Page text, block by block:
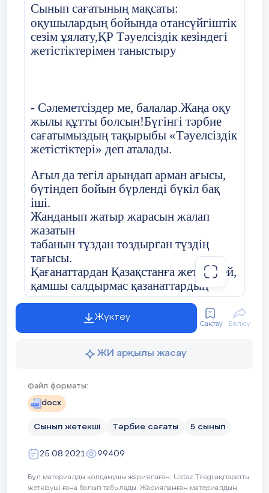
қарасын.
Сынып оқушыларының тәртібі мен
тазалығы жақсы деп есептелсін.
секторына тапсырылсын
Сынып жетекші: З.Бурунова
Хатшы: Н.Орақбаева
2018ж қыркүйек айының
14 күні 7 «Г» сыныбында
болған сынып жиналысының
Хаттамасы № 1
Қатысқаны: 20
Күн тәртібінде:
үлгерімі, тәртібі
Сынып секторларын сайлау
Ағымдағы мәселелер
Сынып сағатының мақсаты:
оқушылардың бойында отансүйгіштік
сезім ұялату,ҚР Тәуелсіздік кезіндегі
жетістіктерімен таныстыру
- Сәлеметсіздер ме, балалар.Жаңа оқу
жылы құтты болсын!Бүгінгі тәрбие
сағатымыздың тақырыбы «Тәуелсіздік
жетістіктері» деп аталады.
Ағыл да тегіл арындап арман ағысы,
бүтіндеп бойын бүрленді бүкіл бақ
іші.
Жанданып жатыр жарасын жалап
жазатын
табанын тұздан тоздырған түздің
тағысы.
Қағанаттардан Қазақстанға жеткендей,
қамшы салдырмас қазанаттардың
шабысы.
Айбаты асқақ арыстандайын алыстым,
Шарыштың.
Жүсіпбек –
алты алаш үшін құрбаны болған
Намыстың.
Қайрат пен Ербол, Сәбира, Ләззат көз
Желтоқсандағы ызғарлы желмен
Жүктеу
Сақтау Бөлісу
ЖИ арқылы жасау
Файл форматы:
docx
Сынып жетекші Тәрбие сағаты 5 сынып
25.08.2021 99409
Бұл материалды қолданушы жариялаған. Ustaz Tilegi ақпаратты
жеткізуші ғана болып табылады. Жарияланған материалдың